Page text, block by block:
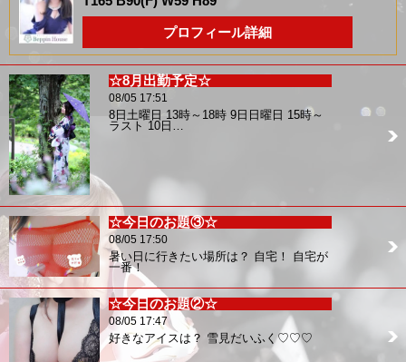
プロフィール詳細
☆8月出勤予定☆
08/05 17:51
8日土曜日 13時～18時 9日日曜日 15時～
ラスト 10日…
☆今日のお題③☆
08/05 17:50
暑い日に行きたい場所は？ 自宅！ 自宅が
一番！
☆今日のお題②☆
08/05 17:47
好きなアイスは？ 雪見だいふく♡♡♡